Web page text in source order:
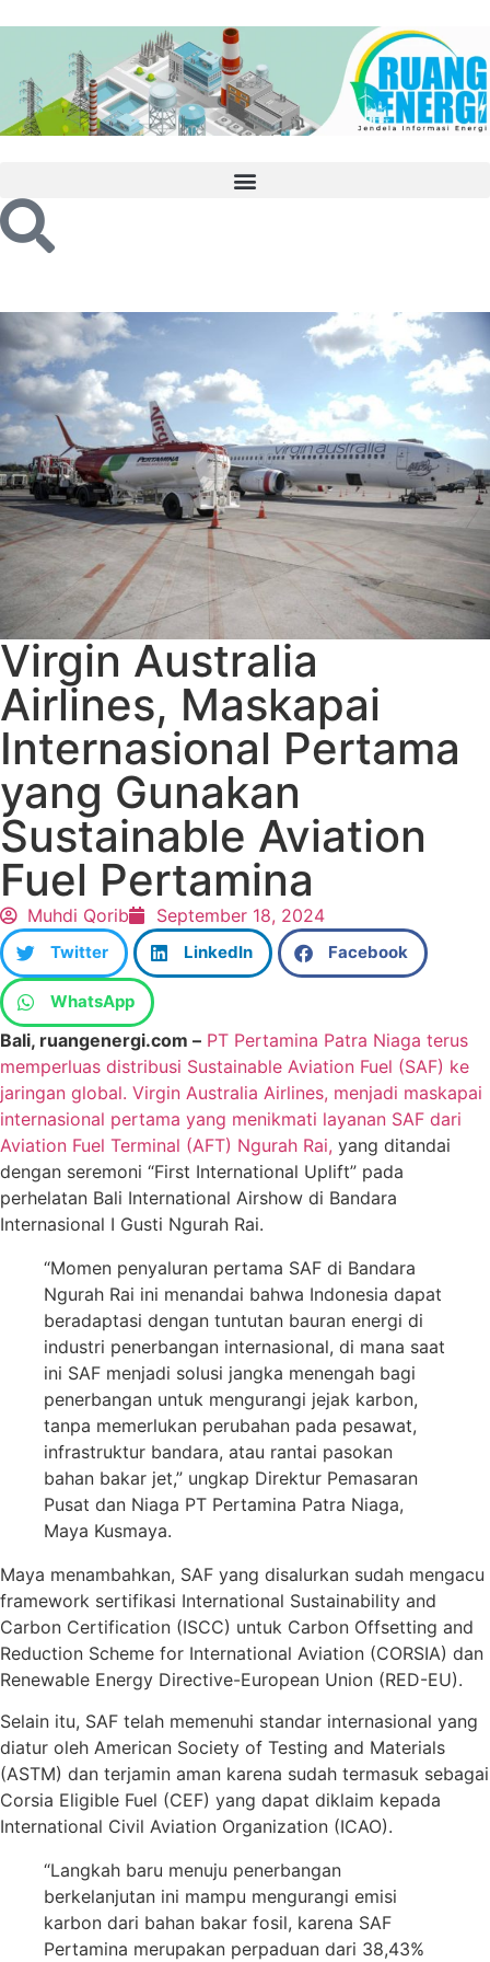
Virgin Australia
Airlines, Maskapai
Internasional Pertama
yang Gunakan
Sustainable Aviation
Fuel Pertamina
Muhdi Qorib September 18, 2024
Twitter LinkedIn Facebook
WhatsApp
Bali, ruangenergi.com – PT Pertamina Patra Niaga terus
memperluas distribusi Sustainable Aviation Fuel (SAF) ke
jaringan global. Virgin Australia Airlines, menjadi maskapai
internasional pertama yang menikmati layanan SAF dari
Aviation Fuel Terminal (AFT) Ngurah Rai, yang ditandai
dengan seremoni “First International Uplift” pada
perhelatan Bali International Airshow di Bandara
Internasional I Gusti Ngurah Rai.
“Momen penyaluran pertama SAF di Bandara
Ngurah Rai ini menandai bahwa Indonesia dapat
beradaptasi dengan tuntutan bauran energi di
industri penerbangan internasional, di mana saat
ini SAF menjadi solusi jangka menengah bagi
penerbangan untuk mengurangi jejak karbon,
tanpa memerlukan perubahan pada pesawat,
infrastruktur bandara, atau rantai pasokan
bahan bakar jet,” ungkap Direktur Pemasaran
Pusat dan Niaga PT Pertamina Patra Niaga,
Maya Kusmaya.
Maya menambahkan, SAF yang disalurkan sudah mengacu
framework sertifikasi International Sustainability and
Carbon Certification (ISCC) untuk Carbon Offsetting and
Reduction Scheme for International Aviation (CORSIA) dan
Renewable Energy Directive-European Union (RED-EU).
Selain itu, SAF telah memenuhi standar internasional yang
diatur oleh American Society of Testing and Materials
(ASTM) dan terjamin aman karena sudah termasuk sebagai
Corsia Eligible Fuel (CEF) yang dapat diklaim kepada
International Civil Aviation Organization (ICAO).
“Langkah baru menuju penerbangan
berkelanjutan ini mampu mengurangi emisi
karbon dari bahan bakar fosil, karena SAF
Pertamina merupakan perpaduan dari 38,43%